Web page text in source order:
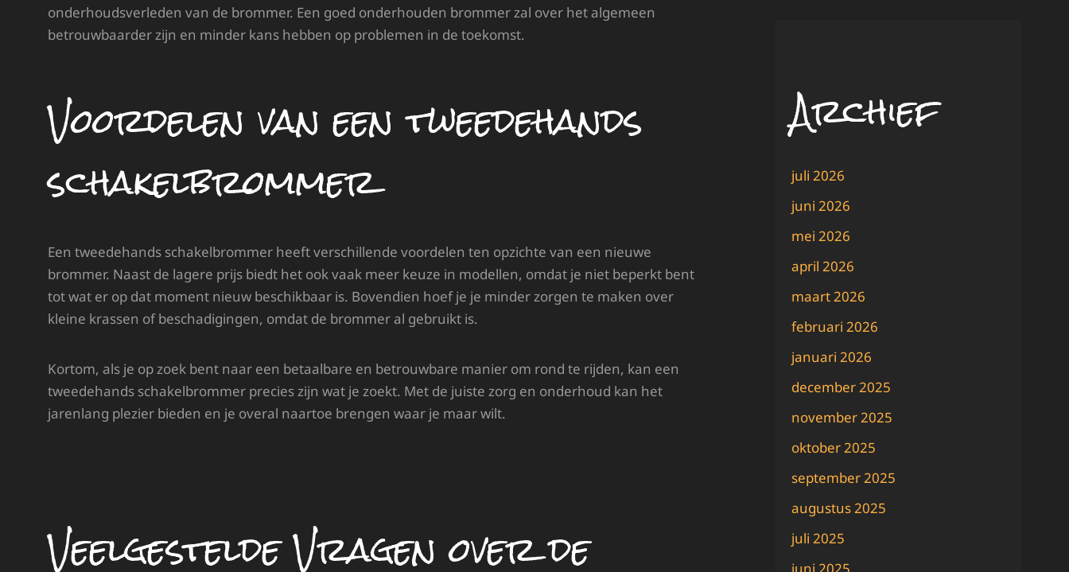
onderhoudsverleden van de brommer. Een goed onderhouden brommer zal over het algemeen
betrouwbaarder zijn en minder kans hebben op problemen in de toekomst.
Voordelen van een tweedehands
schakelbrommer
Een tweedehands schakelbrommer heeft verschillende voordelen ten opzichte van een nieuwe
brommer. Naast de lagere prijs biedt het ook vaak meer keuze in modellen, omdat je niet beperkt bent
tot wat er op dat moment nieuw beschikbaar is. Bovendien hoef je je minder zorgen te maken over
kleine krassen of beschadigingen, omdat de brommer al gebruikt is.
Kortom, als je op zoek bent naar een betaalbare en betrouwbare manier om rond te rijden, kan een
tweedehands schakelbrommer precies zijn wat je zoekt. Met de juiste zorg en onderhoud kan het
jarenlang plezier bieden en je overal naartoe brengen waar je maar wilt.
Veelgestelde Vragen over de
Archief
juli 2026
juni 2026
mei 2026
april 2026
maart 2026
februari 2026
januari 2026
december 2025
november 2025
oktober 2025
september 2025
augustus 2025
juli 2025